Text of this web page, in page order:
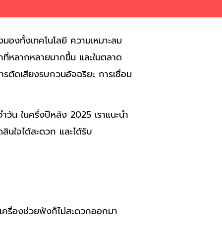
งทั้งเทคโนโลยี ความเหมาะสม
หลากหลายมากขึ้น และในตลาด
ตัดเสียงรบกวนอัจฉริยะ การเชื่อม
น ในครึ่งปีหลัง 2025 เราแนะนำ
ใจได้สะดวก และได้รับ
ครื่องช่วยฟังก็ไม่สะดวกออกมา